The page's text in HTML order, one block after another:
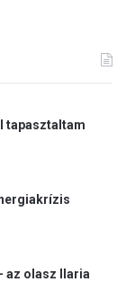
tapasztaltam
az olasz Ilaria